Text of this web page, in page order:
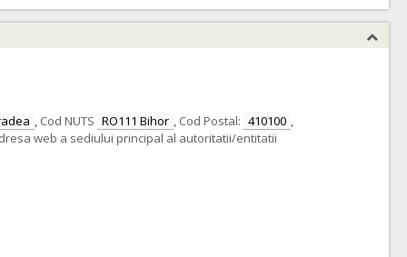
, Cod NUTS RO111 Bihor , Cod Postal: 410100 ,
web a sediului principal al autoritatii/entitatii